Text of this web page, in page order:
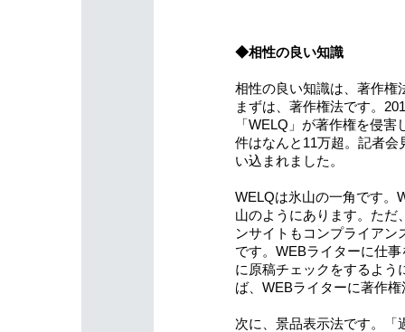
◆相性の良い知識
相性の良い知識は、著作権
まずは、著作権法です。
「WELQ」が著作権を侵
件はなんと11万超。記者
い込まれました。
WELQは氷山の一角です。
山のようにあります。ただ
ンサイトもコンプライアン
です。WEBライターに仕
に原稿チェックをするよう
ば、WEBライターに著作
次に、景品表示法です。「